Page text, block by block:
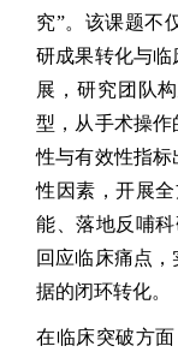
究”。该课题不
研成果转化与
展，研究团队
型，从手术操
性与有效性指
性因素，开展
能、落地反哺
回应临床痛点
据的闭环转化。
在临床突破方